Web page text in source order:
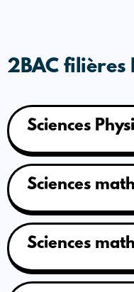
2BAC filières
Sciences
Sciences
Sciences